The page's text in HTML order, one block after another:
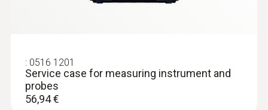
: 0516 1201
Service case for measuring instrument and
probes
56,94 €